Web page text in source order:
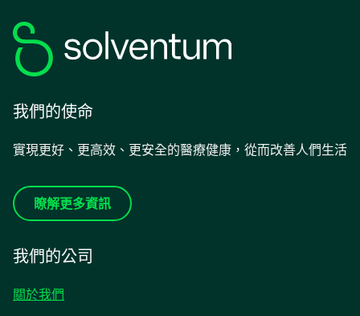
我們的使命
實現更好、更高效、更安全的醫療健康，從而改善人們生活
瞭解更多資訊
我們的公司
關於我們